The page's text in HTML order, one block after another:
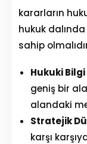
kararların
hukuk
sahip
Hukuki
geniş bir
alandaki
Stratejik
karşı